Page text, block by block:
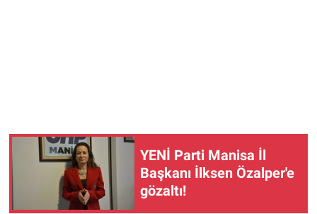
YENİ Parti Manisa İl
Başkanı İlksen Özalper'e
gözaltı!